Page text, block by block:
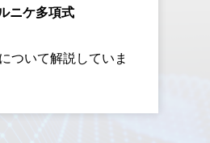
ニケ多項式
ついて解説していま